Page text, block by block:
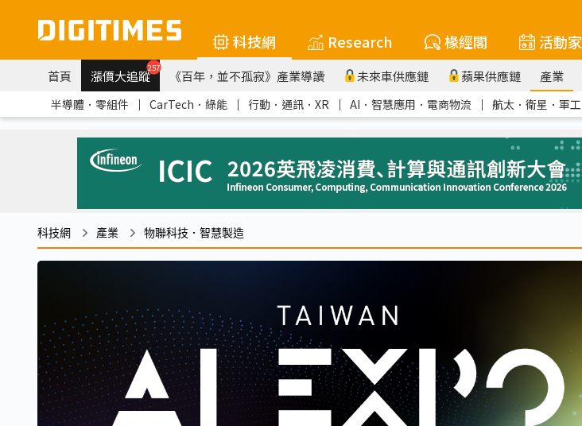
科技網 Research 椽經閣 活動家
首頁 漲價大追蹤257 《百年，並不孤寂》產業導讀 未來車供應鏈 蘋果供應鏈 產業
半導體．零組件 ｜ CarTech．綠能 ｜ 行動．通訊．XR ｜ AI．智慧應用．電商物流 ｜ 航太．衛星．軍工
科技網 產業 物聯科技．智慧製造